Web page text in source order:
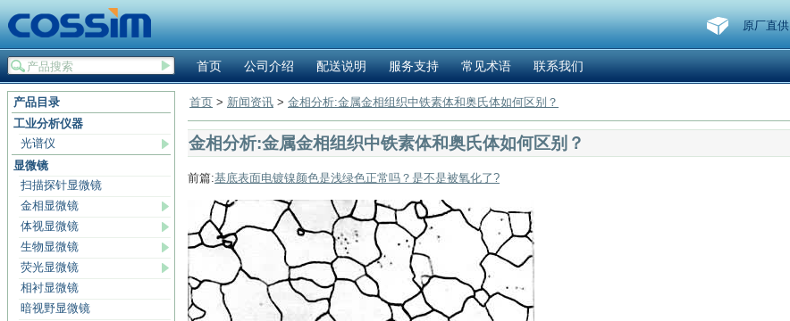
原厂直供
首页 公司介绍 配送说明 服务支持 常见术语 联系我们
产品目录
工业分析仪器
光谱仪
显微镜
扫描探针显微镜
金相显微镜
体视显微镜
生物显微镜
荧光显微镜
相衬显微镜
暗视野显微镜
首页 > 新闻资讯 > 金相分析:金属金相组织中铁素体和奥氏体如何区别？
金相分析:金属金相组织中铁素体和奥氏体如何区别？
前篇:基底表面电镀镍颜色是浅绿色正常吗？是不是被氧化了?